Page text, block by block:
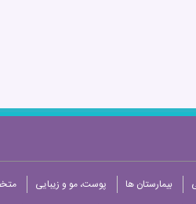
بیمارستان ها پوست، مو و زیبایی